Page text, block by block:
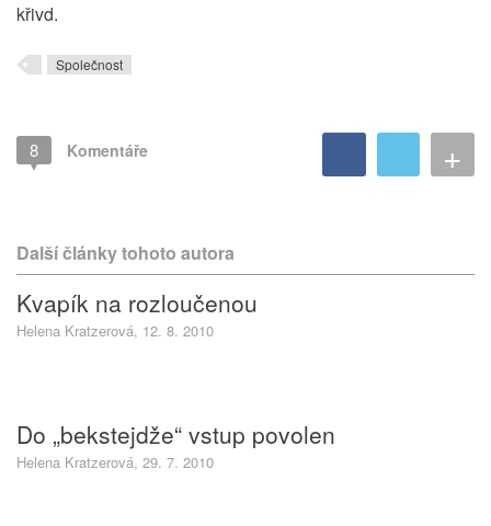
křivd.
Společnost
8 Komentáře +
Další články tohoto autora
Kvapík na rozloučenou
Helena Kratzerová, 12. 8. 2010
Do „bekstejdže“ vstup povolen
Helena Kratzerová, 29. 7. 2010